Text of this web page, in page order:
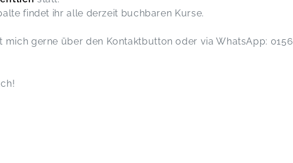
findet ihr alle derzeit buchbaren Kurse.
mich gerne über den Kontaktbutton oder via WhatsApp: 0156